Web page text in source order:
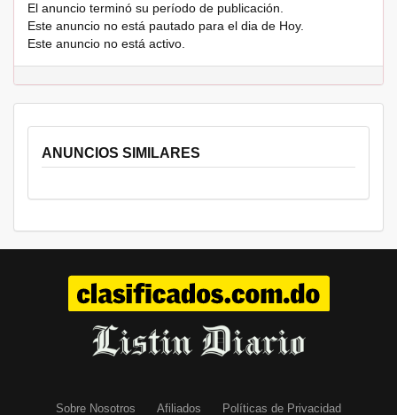
El anuncio terminó su período de publicación.
Este anuncio no está pautado para el dia de Hoy.
Este anuncio no está activo.
ANUNCIOS SIMILARES
Sobre Nosotros Afiliados Políticas de Privacidad